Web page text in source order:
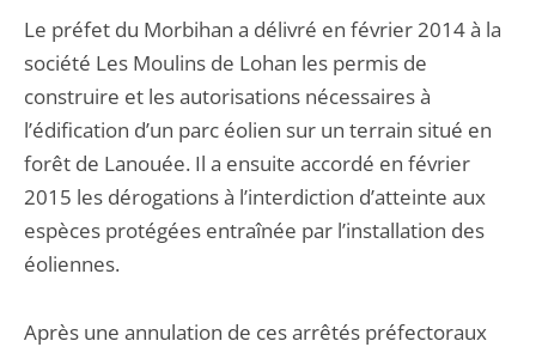
Le préfet du Morbihan a délivré en février 2014 à la
société Les Moulins de Lohan les permis de
construire et les autorisations nécessaires à
l’édification d’un parc éolien sur un terrain situé en
forêt de Lanouée. Il a ensuite accordé en février
2015 les dérogations à l’interdiction d’atteinte aux
espèces protégées entraînée par l’installation des
éoliennes.
Après une annulation de ces arrêtés préfectoraux